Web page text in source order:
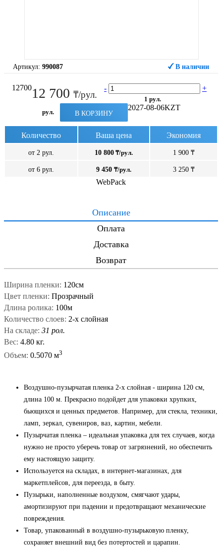
Артикул: 990087 В наличии
1270012 700 ₸/рул.
- +
1 рул.
рул.
В КОРЗИНУ
2027-08-06KZT
Количество Ваша цена Экономия
от 2 рул. 10 800 ₸/рул. 1 900 ₸
от 6 рул. 9 450 ₸/рул. 3 250 ₸
WebPack
Описание
Оплата
Доставка
Возврат
Ширина пленки: 120см
Цвет пленки: Прозрачный
Длина ролика: 100м
Количество слоев: 2-х слойная
На складе: 31 рол.
Вес: 4.80 кг.
Объем: 0.5070 м3
Воздушно-пузырчатая пленка 2-х слойная - ширина 120 см,
длина 100 м. Прекрасно подойдет для упаковки хрупких,
бьющихся и ценных предметов. Например, для стекла, техники,
ламп, зеркал, сувениров, ваз, картин, мебели.
Пузырчатая пленка – идеальная упаковка для тех случаев, когда
нужно не просто уберечь товар от загрязнений, но обеспечить
ему настоящую защиту.
Используется на складах, в интернет-магазинах, для
маркетплейсов, для переезда, в быту.
Пузырьки, наполненные воздухом, смягчают удары,
амортизируют при падении и предотвращают механические
повреждения.
Товар, упакованный в воздушно-пузырьковую пленку,
сохраняет внешний вид без потертостей и царапин.